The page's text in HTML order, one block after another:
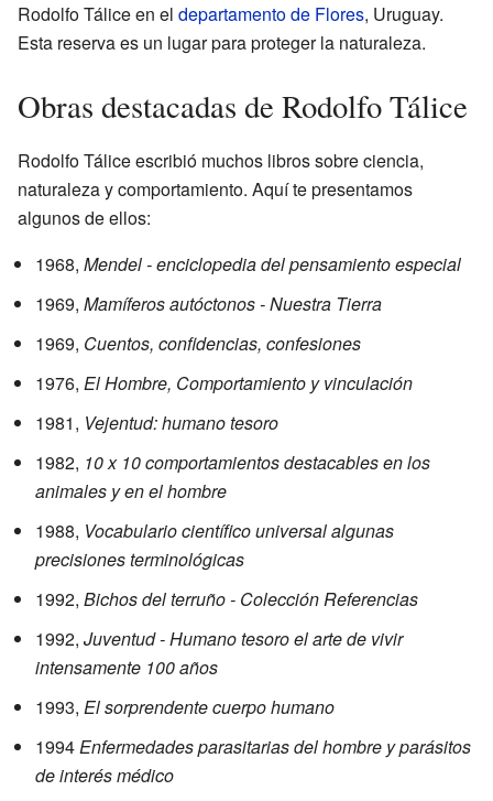
Rodolfo Tálice en el departamento de Flores, Uruguay.
Esta reserva es un lugar para proteger la naturaleza.
Obras destacadas de Rodolfo Tálice
Rodolfo Tálice escribió muchos libros sobre ciencia,
naturaleza y comportamiento. Aquí te presentamos
algunos de ellos:
1968, Mendel - enciclopedia del pensamiento especial
1969, Mamíferos autóctonos - Nuestra Tierra
1969, Cuentos, confidencias, confesiones
1976, El Hombre, Comportamiento y vinculación
1981, Vejentud: humano tesoro
1982, 10 x 10 comportamientos destacables en los
animales y en el hombre
1988, Vocabulario científico universal algunas
precisiones terminológicas
1992, Bichos del terruño - Colección Referencias
1992, Juventud - Humano tesoro el arte de vivir
intensamente 100 años
1993, El sorprendente cuerpo humano
1994Enfermedades parasitarias del hombre y parásitos
de interés médico